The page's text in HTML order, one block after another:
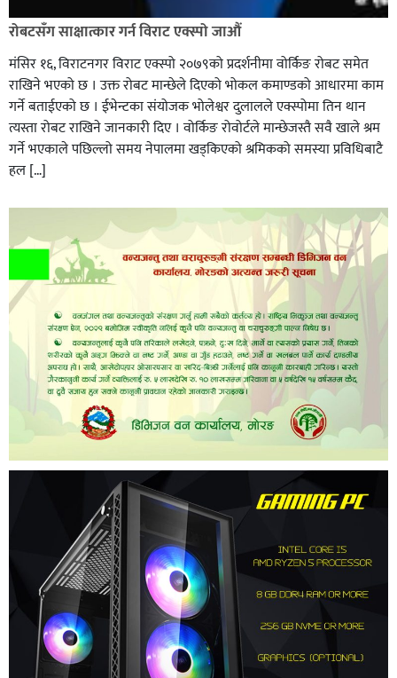
रोबटसँग साक्षात्कार गर्न विराट एक्स्पो जाऔं
मंसिर १६, विराटनगर विराट एक्स्पो २०७९को प्रदर्शनीमा वोर्किङ रोबट समेत
राखिने भएको छ । उक्त रोबट मान्छेले दिएको भोकल कमाण्डको आधारमा काम
गर्ने बताईएको छ । ईभेन्टका संयोजक भोलेश्वर दुलालले एक्स्पोमा तिन थान
त्यस्ता रोबट राखिने जानकारी दिए । वोर्किङ रोवोर्टले मान्छेजस्तै सवै खाले श्रम
गर्ने भएकाले पछिल्लो समय नेपालमा खड्किएको श्रमिकको समस्या प्रविधिबाटै
हल […]